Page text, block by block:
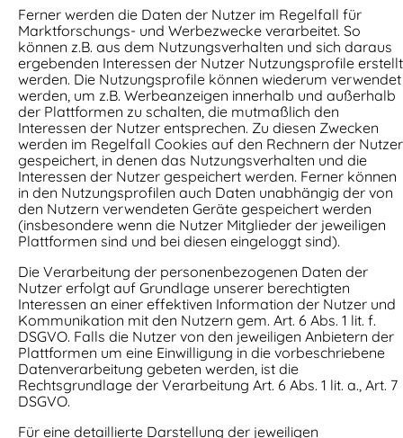
Ferner werden die Daten der Nutzer im Regelfall für
Marktforschungs- und Werbezwecke verarbeitet. So
können z.B. aus dem Nutzungsverhalten und sich daraus
ergebenden Interessen der Nutzer Nutzungsprofile erstellt
werden. Die Nutzungsprofile können wiederum verwendet
werden, um z.B. Werbeanzeigen innerhalb und außerhalb
der Plattformen zu schalten, die mutmaßlich den
Interessen der Nutzer entsprechen. Zu diesen Zwecken
werden im Regelfall Cookies auf den Rechnern der Nutzer
gespeichert, in denen das Nutzungsverhalten und die
Interessen der Nutzer gespeichert werden. Ferner können
in den Nutzungsprofilen auch Daten unabhängig der von
den Nutzern verwendeten Geräte gespeichert werden
(insbesondere wenn die Nutzer Mitglieder der jeweiligen
Plattformen sind und bei diesen eingeloggt sind).
Die Verarbeitung der personenbezogenen Daten der
Nutzer erfolgt auf Grundlage unserer berechtigten
Interessen an einer effektiven Information der Nutzer und
Kommunikation mit den Nutzern gem. Art. 6 Abs. 1 lit. f.
DSGVO. Falls die Nutzer von den jeweiligen Anbietern der
Plattformen um eine Einwilligung in die vorbeschriebene
Datenverarbeitung gebeten werden, ist die
Rechtsgrundlage der Verarbeitung Art. 6 Abs. 1 lit. a., Art. 7
DSGVO.
Für eine detaillierte Darstellung der jeweiligen